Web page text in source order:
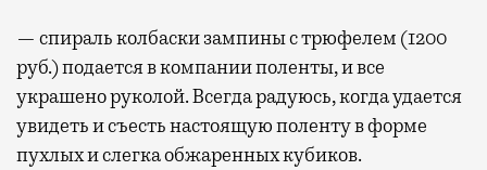
— спираль колбаски зампины с трюфелем (1200
руб.) подается в компании поленты, и все
украшено руколой. Всегда радуюсь, когда удается
увидеть и съесть настоящую поленту в форме
пухлых и слегка обжаренных кубиков.